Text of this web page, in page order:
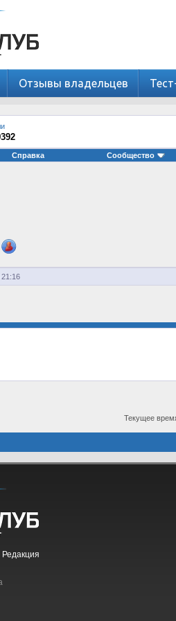
Отзывы владельцев
Справка Сообщество
21:16
Текущее
Редакция